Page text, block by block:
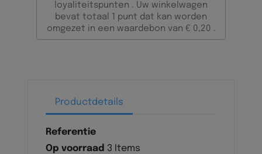
loyaliteitspunten . Uw winkelwagen
bevat totaal 1 punt dat kan worden
omgezet in een waardebon van € 0,20 .
Productdetails
Referentie
Op voorraad 3 Items